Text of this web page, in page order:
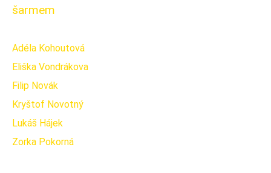
šarmem
Adéla Kohoutová
Eliška Vondrákova
Filip Novák
Kryštof Novotný
Lukáš Hájek
Zorka Pokorná